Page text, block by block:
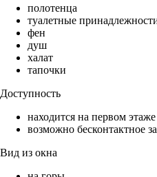
полотенца
туалетные
фен
душ
халат
тапочки
Доступность
находится на первом этаже
возможно бесконтактное
Вид из окна